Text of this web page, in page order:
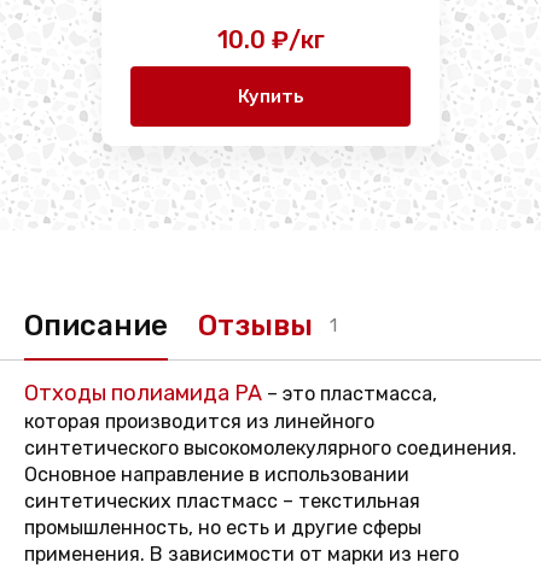
10.0 ₽/кг
Купить
Описание Отзывы 1
Отходы полиамида PA – это пластмасса,
которая производится из линейного
синтетического высокомолекулярного соединения.
Основное направление в использовании
синтетических пластмасс – текстильная
промышленность, но есть и другие сферы
применения. В зависимости от марки из него